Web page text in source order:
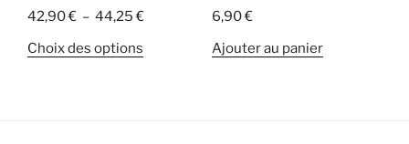
42,90€ – 44,25€Plage
Choix des options
6,90€
Ajouter au panier